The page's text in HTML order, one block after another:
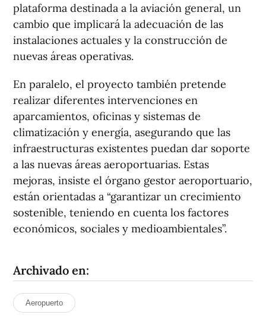
plataforma destinada a la aviación general, un
cambio que implicará la adecuación de las
instalaciones actuales y la construcción de
nuevas áreas operativas.
En paralelo, el proyecto también pretende
realizar diferentes intervenciones en
aparcamientos, oficinas y sistemas de
climatización y energía, asegurando que las
infraestructuras existentes puedan dar soporte
a las nuevas áreas aeroportuarias. Estas
mejoras, insiste el órgano gestor aeroportuario,
están orientadas a “garantizar un crecimiento
sostenible, teniendo en cuenta los factores
económicos, sociales y medioambientales”.
Archivado en:
Aeropuerto